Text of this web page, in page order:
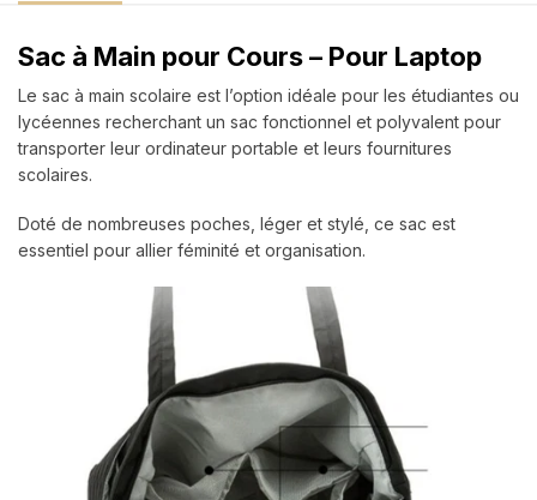
Sac à Main pour Cours – Pour Laptop
Le sac à main scolaire est l’option idéale pour les étudiantes ou
lycéennes recherchant un sac fonctionnel et polyvalent pour
transporter leur ordinateur portable et leurs fournitures
scolaires.
Doté de nombreuses poches, léger et stylé, ce sac est
essentiel pour allier féminité et organisation.